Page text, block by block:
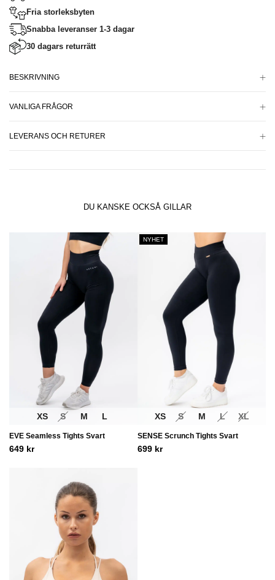
Fria storleksbyten
Snabba leveranser 1-3 dagar
30 dagars returrätt
BESKRIVNING
VANLIGA FRÅGOR
LEVERANS OCH RETURER
DU KANSKE OCKSÅ GILLAR
XS S M L
EVE Seamless Tights Svart
649 kr
NYHET
XS S M L XL
SENSE Scrunch Tights Svart
699 kr